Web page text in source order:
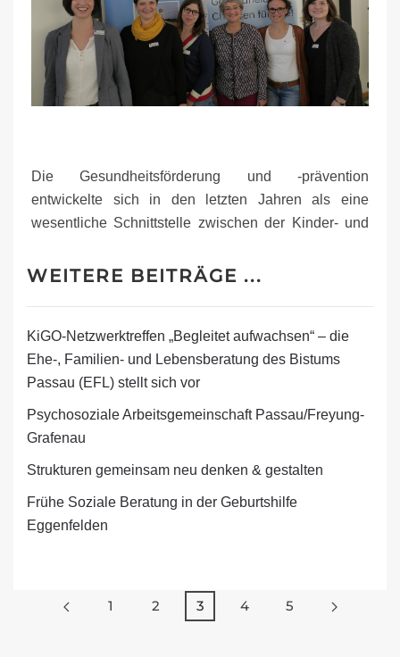
Die Gesundheitsförderung und -prävention
entwickelte sich in den letzten Jahren als eine
wesentliche Schnittstelle zwischen der Kinder- und
Behindertenhilfe und ist Kerngedanke unseres
Im Januar trafen sich Experten aus dem
Gesundheits- und Sozialwesen aus ganz
gemeinsam zu diskutieren und neue Strategien für
Chancengleichheit zu entwickeln damit besonders
benachteiligte Kinder und Jugendliche erreicht
werden können.
WEITERE BEITRÄGE ...
KiGO-Netzwerktreffen „Begleitet aufwachsen“ – die
Ehe-, Familien- und Lebensberatung des Bistums
Passau (EFL) stellt sich vor
Psychosoziale Arbeitsgemeinschaft Passau/Freyung-
Grafenau
Strukturen gemeinsam neu denken & gestalten
Frühe Soziale Beratung in der Geburtshilfe
Eggenfelden
1 2 3 4 5